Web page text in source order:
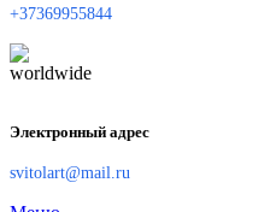
+37369955844
Электронный адрес
svitolart@mail.ru